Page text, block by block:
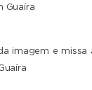
Guaíra
imagem e missa